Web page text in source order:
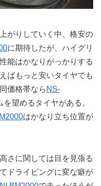
がりしていく中、格安の
に期待したが、ハイグリ
能はかなりがっかりする
ばもっと安いタイヤでも
価格帯なら NS-
望めるタイヤがある。
はかなり立ち位置が
さに関しては目を見張る
ドライビングに変な癖が